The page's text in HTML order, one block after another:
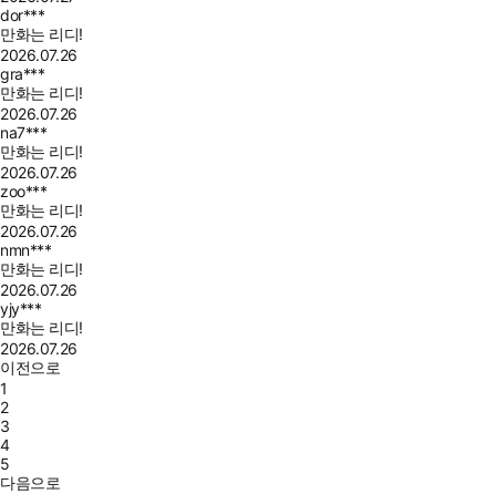
dor***
만화는 리디!
2026.07.26
gra***
만화는 리디!
2026.07.26
na7***
만화는 리디!
2026.07.26
zoo***
만화는 리디!
2026.07.26
nmn***
만화는 리디!
2026.07.26
yjy***
만화는 리디!
2026.07.26
이전으로
1
2
3
4
5
다음으로